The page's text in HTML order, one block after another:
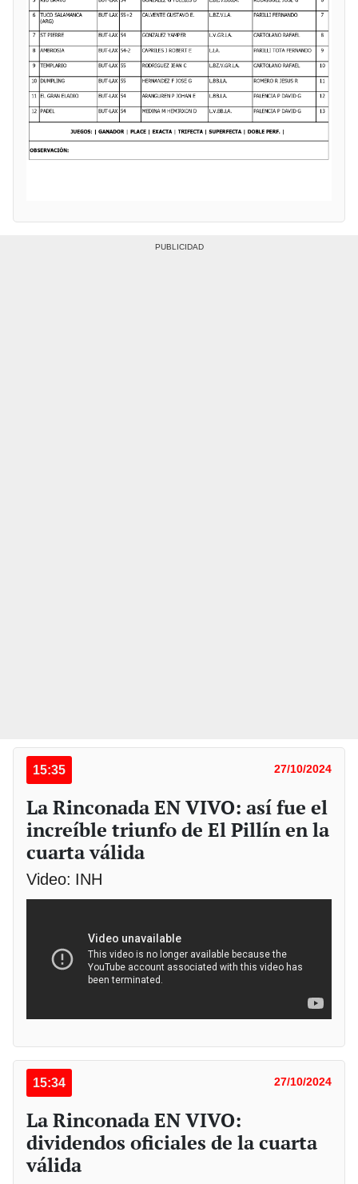
15:35 27/10/2024
La Rinconada EN VIVO: así fue el
increíble triunfo de El Pillín en la
cuarta válida
Video: INH
15:34 27/10/2024
La Rinconada EN VIVO:
dividendos oficiales de la cuarta
válida